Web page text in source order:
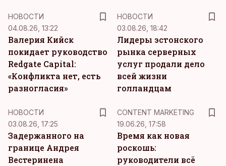
НОВОСТИ
04.08.26, 13:22
Валерия Кийск
покидает руководство
Redgate Capital:
«Конфликта нет, есть
разногласия»
НОВОСТИ
03.08.26, 18:42
Лидеры эстонского
рынка серверных
услуг продали дело
всей жизни
голландцам
НОВОСТИ
03.08.26, 17:25
Задержанного на
границе Андрея
Вестеринена
CONTENT MARKETING
19.06.26, 17:58
Время как новая
роскошь:
руководители всё